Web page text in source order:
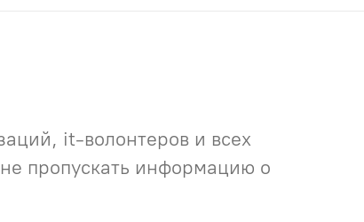
it-волонтеров и всех
пропускать информацию о